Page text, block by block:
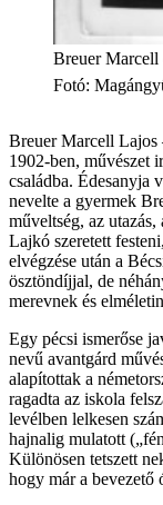
Breuer Marcell
Fotó:
Breuer Marcell Lajos
1902-ben, művészet
családba. Édesanyja
nevelte a gyermek
műveltség, az utazás,
Lajkó szeretett
elvégzése után a
ösztöndíjjal, de
merevnek és
Egy pécsi ismerőse
nevű avantgárd
alapítottak a
ragadta az iskola
levélben lelkesen
hajnalig mulatott
Különösen tetszett
hogy már a bevezető